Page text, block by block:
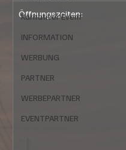
Karitativer Event
INFORMATION
WERBUNG
PARTNER
WERBEPARTNER
EVENTPARTNER
Öffnungszeiten: